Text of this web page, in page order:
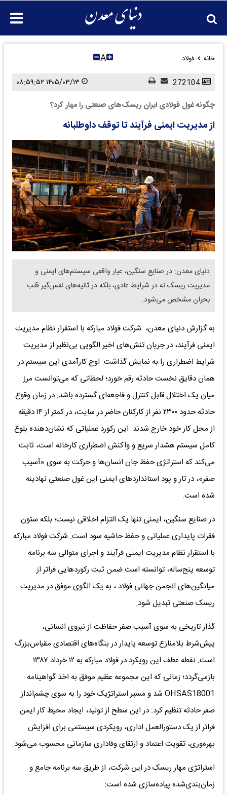
خانه فولاد A
چگونه غول فولادی ایران ریسک‌های صنعتی را مهار کرد؟
از مدیریت ایمنی فرآیند تا توقف داوطلبانه
دنیای معدن: در صنایع سنگین، عیار واقعی سیستم‌های ایمنی و
مدیریت ریسک نه در شرایط عادی، بلکه در ثانیه‌های نفس‌گیر قلب
بحران مشخص می‌شود.
به گزارش دنیای معدن، شرکت فولاد مبارکه با استقرار نظام مدیریت
ایمنی فرآیند، در جریان تنش‌های اخیر الگویی بی‌نظیر از مدیریت
شرایط اضطراری را به نمایش گذاشت. اوج کارآمدی این سیستم در
همان دقایق نخست حادثه رقم خورد؛ لحظاتی که می‌توانست مرز
میان یک اختلال قابل کنترل و فاجعه‌ای گسترده باشد. در زمان وقوع
حادثه حدود ۲۳۰۰ نفر از کارکنان حاضر در سایت، در کمتر از ۱۴ دقیقه
از محل کار خود خارج شدند. این رکورد عملیاتی که نشان‌دهنده بلوغ
کامل سیستم هشدار سریع و واکنش اضطراری کارخانه است، ثابت
می‌کند که استراتژی حفظ جان انسان‌ها و حرکت به سوی «آسیب
صفر»، در تار و پود استانداردهای ایمنی این غول صنعتی نهادینه
شده است.
در صنایع سنگین، ایمنی تنها یک التزام اخلاقی نیست؛ بلکه ستون
فقرات پایداری عملیاتی و حفظ حاشیه سود است. شرکت فولاد مبارکه
با استقرار نظام مدیریت ایمنی فرآیند و اجرای متوالی سه برنامه
توسعه پنج‌ساله، توانسته است ضمن ثبت رکوردهایی فراتر از
میانگین‌های انجمن جهانی فولاد ، به یک الگوی موفق در مدیریت
ریسک صنعتی تبدیل شود.
گذار تاریخی به سوی آسیب صفر حفاظت از نیروی انسانی،
پیش‌شرط بلامنازع توسعه پایدار در بنگاه‌های اقتصادی مقیاس‌بزرگ
است. نقطه عطف این رویکرد در فولاد مبارکه به ۱۲ خرداد ۱۳۸۷
بازمی‌گردد؛ زمانی که این مجموعه عظیم موفق به اخذ گواهینامه
OHSAS18001 شد و مسیر استراتژیک خود را به سوی چشم‌انداز
صفر حادثه تنظیم کرد. در این سطح از تولید، ایجاد محیط کار ایمن
فراتر از یک دستورالعمل اداری، رویکردی سیستمی برای افزایش
بهره‌وری، تقویت اعتماد و ارتقای وفاداری سازمانی محسوب می‌شود.
استراتژی مهار ریسک در این شرکت، از طریق سه برنامه جامع و
زمان‌بندی‌شده پیاده‌سازی شده است: